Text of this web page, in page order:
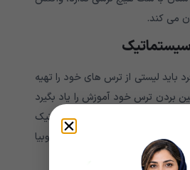
می کند.
باید لیستی از ترس های خود را تهیه
بردن ترس خود آموزش را یاد بگیرد
زدایی منظم یا سیستماتیک
(Systematic Desensitization) اغلب برای درمان فوبیا
سه مرحله می باشد: